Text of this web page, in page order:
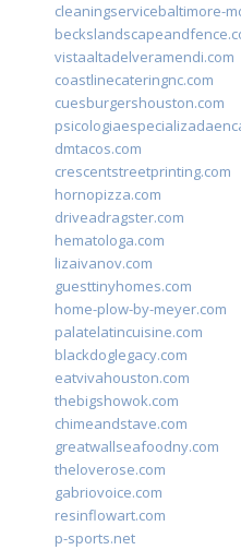
cleaningservicebaltimore-
vistaaltadelveramendi.com
coastlinecateringnc.com
cuesburgershouston.com
dmtacos.com
crescentstreetprinting.com
hornopizza.com
driveadragster.com
hematologa.com
lizaivanov.com
guesttinyhomes.com
home-plow-by-meyer.com
palatelatincuisine.com
blackdoglegacy.com
eatvivahouston.com
thebigshowok.com
chimeandstave.com
greatwallseafoodny.com
theloverose.com
gabriovoice.com
resinflowart.com
p-sports.net